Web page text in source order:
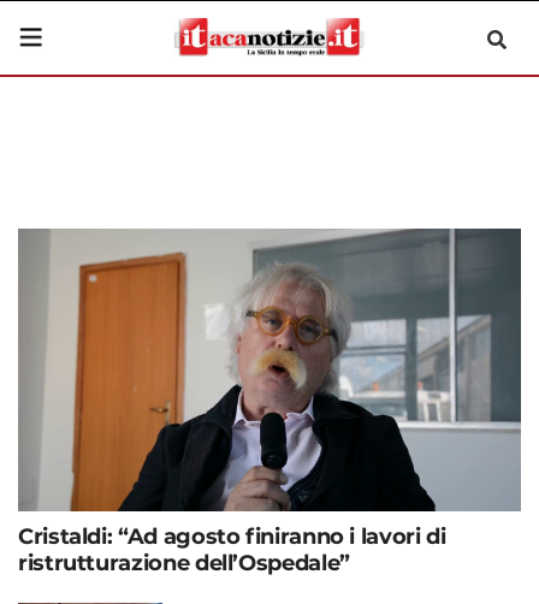
Cristaldi: “Ad agosto finiranno i lavori di
ristrutturazione dell’Ospedale”